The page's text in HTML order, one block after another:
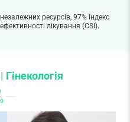
ресурсів, 97% індекс
лікування (CSI).